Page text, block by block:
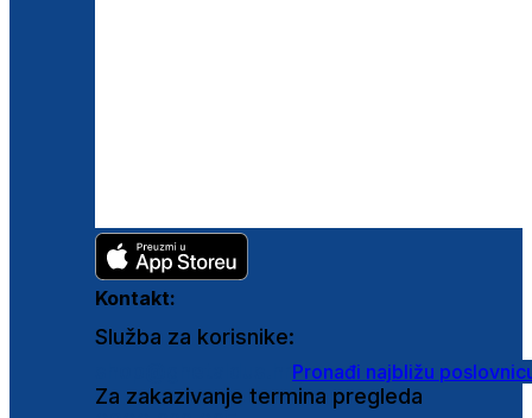
Kontakt:
Služba za korisnike:
Pronađi najbližu
Za zakazivanje termina pregleda